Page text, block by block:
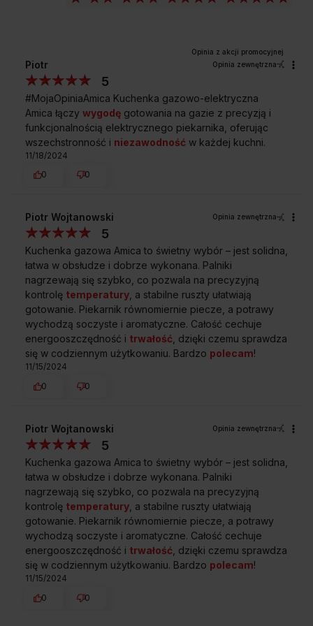
KLASA ENERGETYCZNA A
Płacenie rachunków za prąd to przykry obowiązek. Kuchnia
Amica to rozwiązanie gwarantujące mniejsze zużycie energii
elektrycznej. Teraz możesz gotować i piec, ile dusza zapragnie:
oszczędzasz Ty, zyskuje środowisko naturalne!
Przedstawione grafiki urządzenia są wizualizacją i mogą różnić
się od oryginału.
Równomierne pieczenie
Idealna dystrybucja ciepła sprawia, że dania
wypiekają się równomiernie.
Zabezpieczenie przeciwwypływowe gazu
Kiedy płomień palnika przypadkowo zgaśnie,
specjalny zawór automatycznie odetnie dopływ
gazu, gwarantując bezpieczeństwo.
Elektryczny zapalacz gazu w pokrętle
Aby uruchomić palnik wystarczy wcisnąć i przekręcić
Nakrywa lakierowana
Rozwiń wszystkie
Piotr Opinia zewnętrzna
5
#MojaOpiniaAmica Kuchenka gazowo-elektryczna
Amica łączy wygodę gotowania na gazie z precyzją i
funkcjonalnością elektrycznego piekarnika, oferując
wszechstronność i niezawodność w każdej kuchni.
11/18/2024
0
0
Piotr Wojtanowski Opinia zewnętrzna
5
Kuchenka gazowa Amica to świetny wybór – jest solidna,
łatwa w obsłudze i dobrze wykonana. Palniki
nagrzewają się szybko, co pozwala na precyzyjną
kontrolę temperatury , a stabilne ruszty ułatwiają
gotowanie. Piekarnik równomiernie piecze, a potrawy
wychodzą soczyste i aromatyczne. Całość cechuje
energooszczędność i trwałość , dzięki czemu sprawdza
się w codziennym użytkowaniu. Bardzo polecam!
11/15/2024
0
0
Piotr Wojtanowski Opinia zewnętrzna
5
Kuchenka gazowa Amica to świetny wybór – jest solidna,
łatwa w obsłudze i dobrze wykonana. Palniki
nagrzewają się szybko, co pozwala na precyzyjną
kontrolę temperatury , a stabilne ruszty ułatwiają
gotowanie. Piekarnik równomiernie piecze, a potrawy
wychodzą soczyste i aromatyczne. Całość cechuje
energooszczędność i trwałość , dzięki czemu sprawdza
się w codziennym użytkowaniu. Bardzo polecam!
11/15/2024
0
0